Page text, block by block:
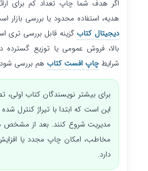
اگر هدف شما چاپ تعداد کم برای
هدیه، استفاده محدود یا بررسی بازار
دیجیتال کتاب گزینه قابل بررسی تری
بالا، فروش عمومی یا توزیع گسترده
شرایطچاپ افست کتاب هم بررسی
برای بیشتر نویسندگان کتاب اولی،
این است که ابتدا با تیراژ کنترل
مدیریت شروع کنند. بعد از مشخص
مخاطب، امکان چاپ مجدد یا
دارد.